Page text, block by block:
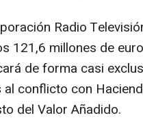
Radio
121,6 millones de
de forma casi
conflicto con
del Valor Añadido.